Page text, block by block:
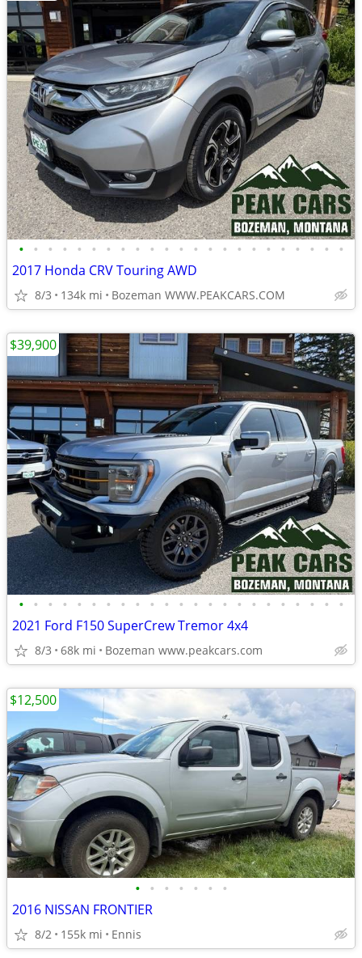
• • • • • • • • • • • • • • • • • • • • • • •
2017 Honda CRV Touring AWD
8/3 134k mi Bozeman WWW.PEAKCARS.COM
• • • • • • • • • • • • • • • • • • • • • • •
2021 Ford F150 SuperCrew Tremor 4x4
8/3 68k mi Bozeman www.peakcars.com
$39,900
• • • • • • •
2016 NISSAN FRONTIER
8/2 155k mi Ennis
$12,500